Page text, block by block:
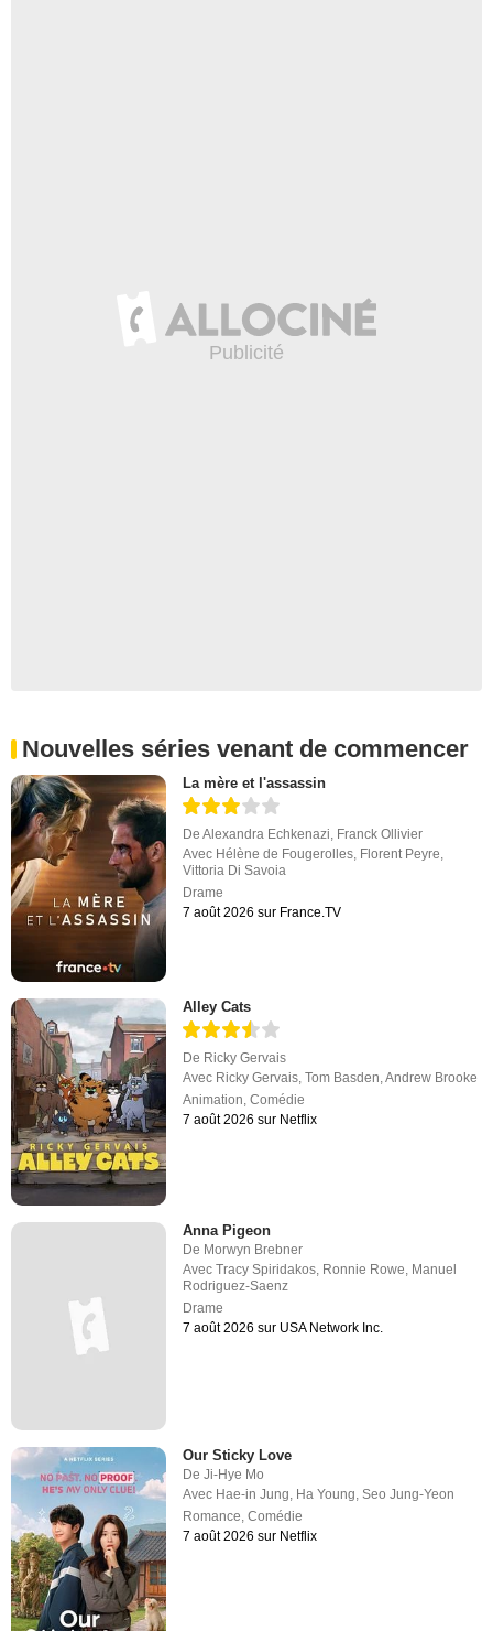
Nouvelles séries venant de commencer
La mère et l'assassin
DeAlexandra Echkenazi Franck Ollivier
Avec Hélène de Fougerolles Florent Peyre
Vittoria Di Savoia
Drame
7 août 2026 sur France.TV
Alley Cats
De Ricky Gervais
Avec Ricky Gervais,Tom Basden,Andrew Brooke
Animation,Comédie
7 août 2026 sur Netflix
Anna Pigeon
De Morwyn Brebner
AvecTracy Spiridakos, Ronnie Rowe, Manuel
Rodriguez-Saenz
Drame
7 août 2026 sur USA Network Inc.
Our Sticky Love
DeJi-Hye Mo
Avec Hae-in Jung Ha Young ,Seo Jung-Yeon
Romance ,Comédie
7 août 2026 sur Netflix